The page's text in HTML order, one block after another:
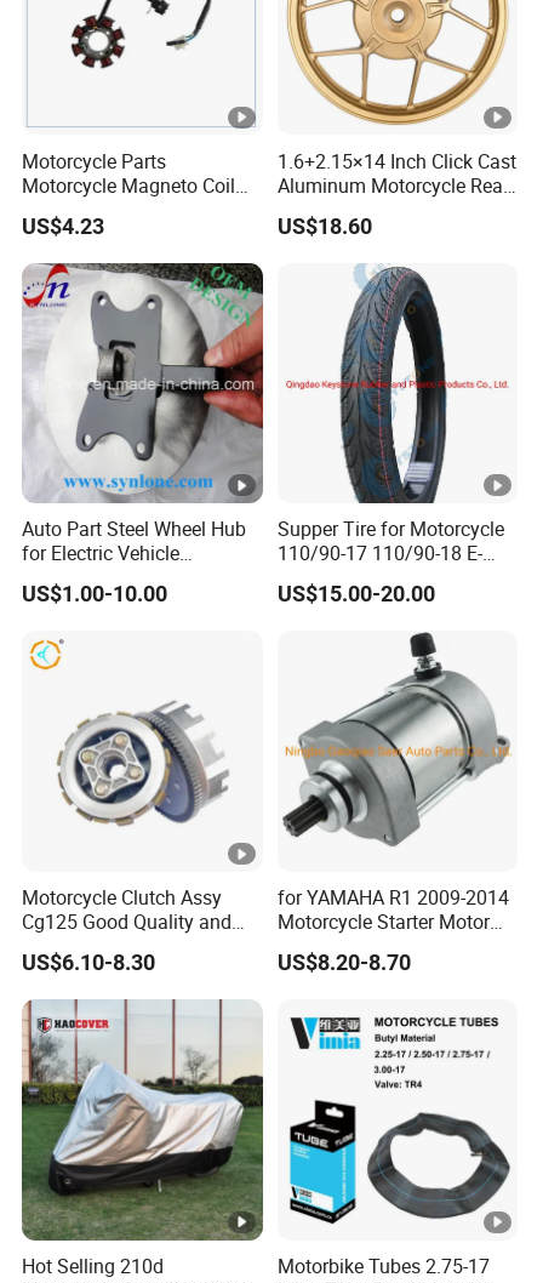
Motorcycle Parts
Motorcycle Magneto Coil
for Titan 150
US$4.23
1.6+2.15×14 Inch Click Cast
Aluminum Motorcycle Rear
Wheel Rim for Drum Brake
US$18.60
Auto Part Steel Wheel Hub
for Electric Vehicle
Accessories
US$1.00-10.00
Supper Tire for Motorcycle
110/90-17 110/90-18 E-
MARK Approved
US$15.00-20.00
Motorcycle Clutch Assy
Cg125 Good Quality and
Stable Status
US$6.10-8.30
for YAMAHA R1 2009-2014
Motorcycle Starter Motor
Boot Starter 14b-81890-00-
00
US$8.20-8.70
Hot Selling 210d
Motorbike Tubes 2.75-17